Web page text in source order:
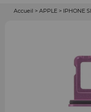
Accueil > APPLE > IPHONE